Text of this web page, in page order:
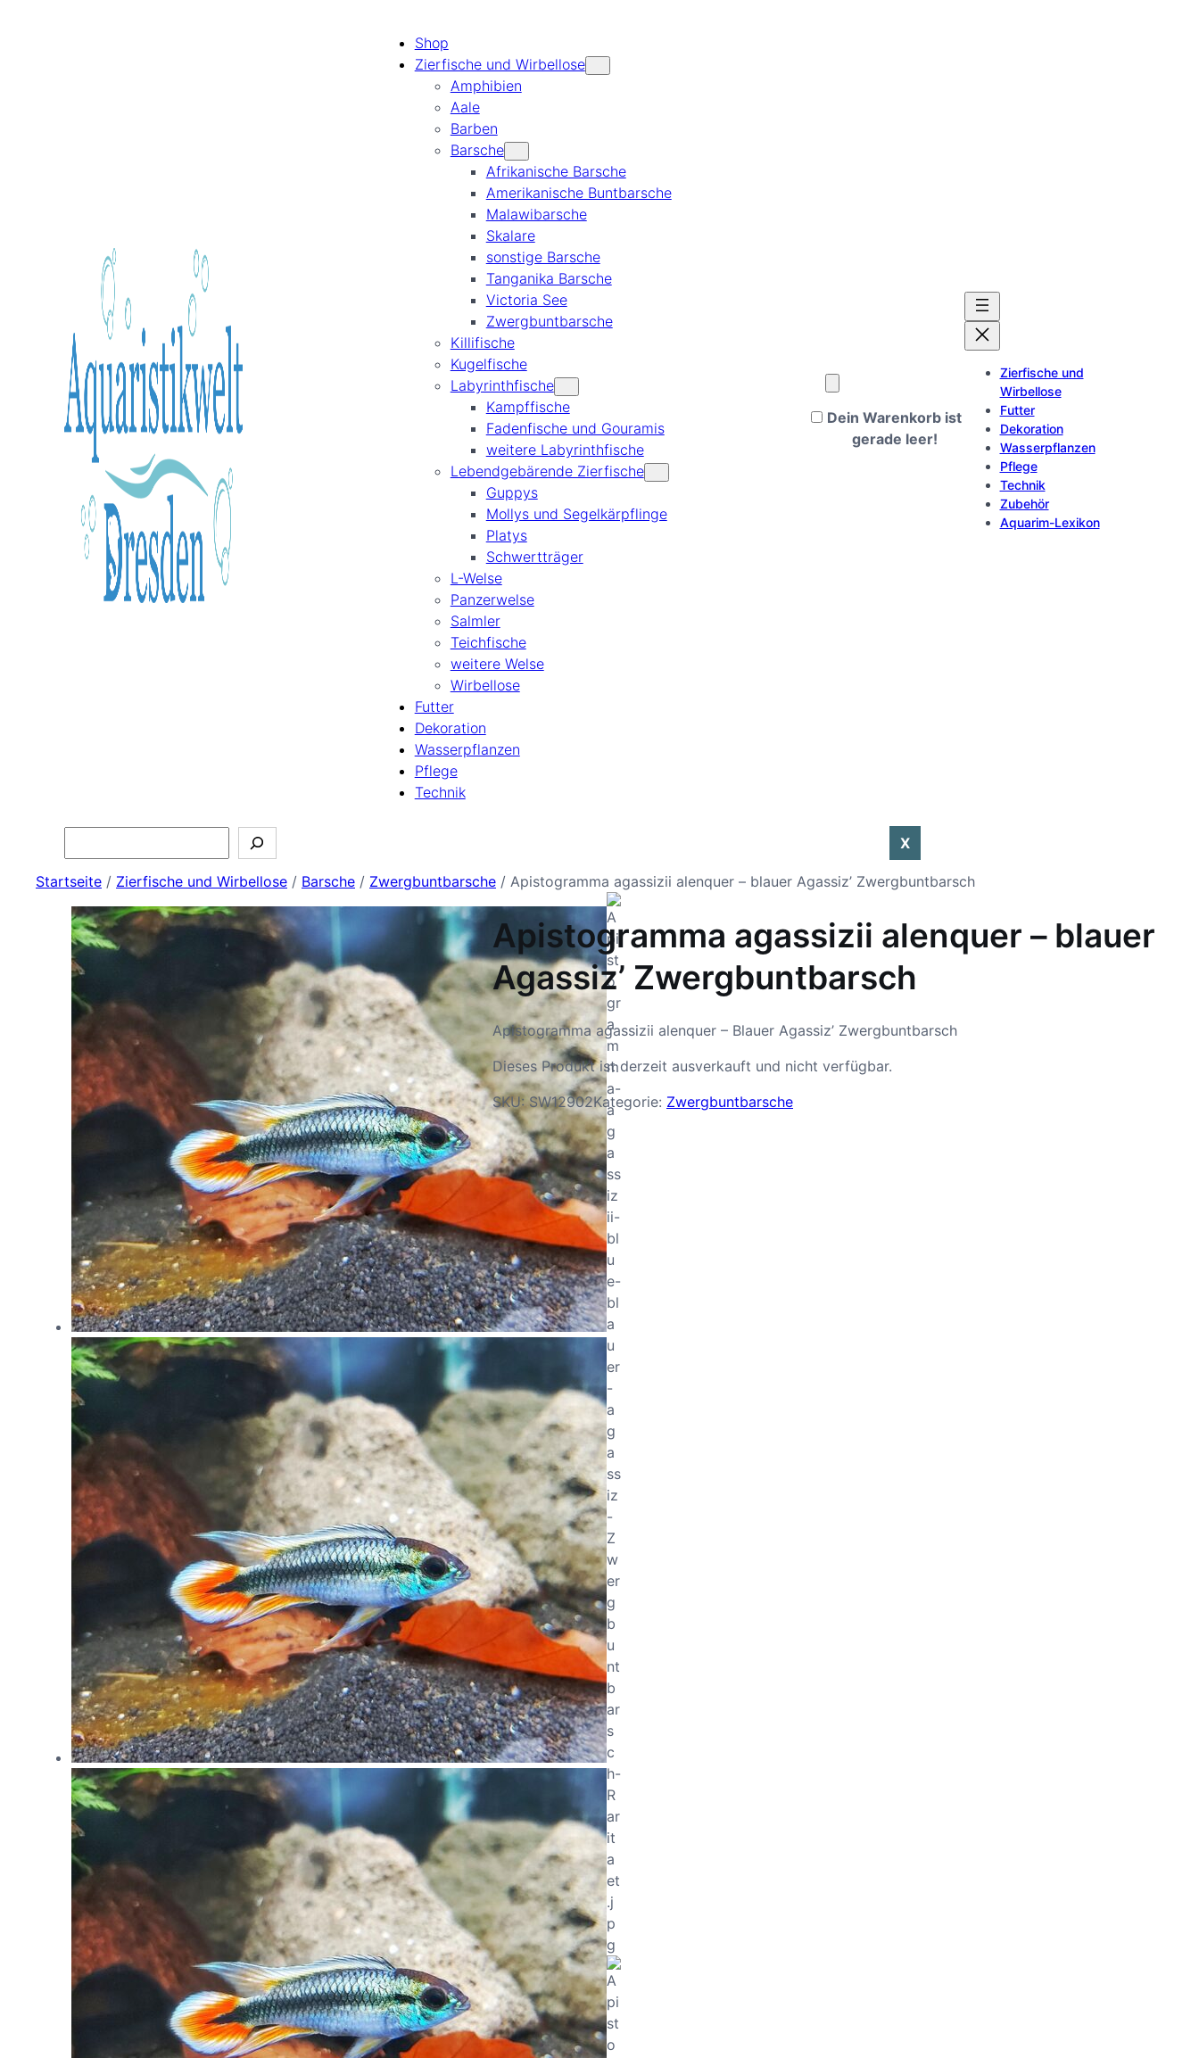
Shop
Zierfische und Wirbellose
Amphibien
Aale
Barben
Barsche
Afrikanische Barsche
Amerikanische Buntbarsche
Malawibarsche
Skalare
sonstige Barsche
Tanganika Barsche
Victoria See
Zwergbuntbarsche
Killifische
Kugelfische
Labyrinthfische
Kampffische
Fadenfische und Gouramis
weitere Labyrinthfische
Lebendgebärende Zierfische
Guppys
Mollys und Segelkärpflinge
Platys
Schwertträger
L-Welse
Panzerwelse
Salmler
Teichfische
weitere Welse
Wirbellose
Futter
Dekoration
Wasserpflanzen
Pflege
Technik
Dein Warenkorb ist
gerade leer!
Zierfische und
Wirbellose
Futter
Dekoration
Wasserpflanzen
Pflege
Technik
Zubehör
Aquarim-Lexikon
X
Startseite / Zierfische und Wirbellose / Barsche / Zwergbuntbarsche / Apistogramma agassizii alenquer – blauer Agassiz’ Zwergbuntbarsch
Apistogramma agassizii alenquer – blauer
Agassiz’ Zwergbuntbarsch
Apistogramma agassizii alenquer – Blauer Agassiz’ Zwergbuntbarsch
Dieses Produkt ist derzeit ausverkauft und nicht verfügbar.
SKU: SW12902Kategorie: Zwergbuntbarsche